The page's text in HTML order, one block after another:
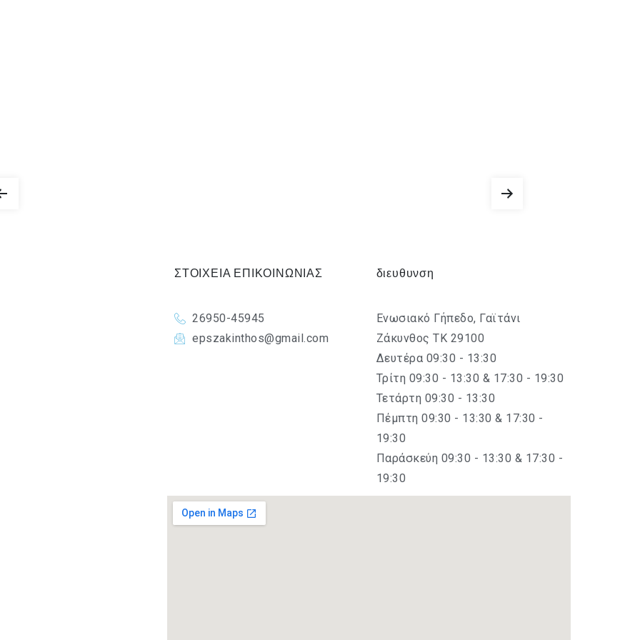
ΣΤΟΙΧΕΙΑ ΕΠΙΚΟΙΝΩΝΙΑΣ
26950-45945
epszakinthos@gmail.com
διευθυνση
Ενωσιακό Γήπεδο, Γαϊτάνι
Ζάκυνθος ΤΚ 29100
Δευτέρα 09:30 - 13:30
Τρίτη 09:30 - 13:30 & 17:30 - 19:30
Τετάρτη 09:30 - 13:30
Πέμπτη 09:30 - 13:30 & 17:30 -
19:30
Παράσκεύη 09:30 - 13:30 & 17:30 -
19:30